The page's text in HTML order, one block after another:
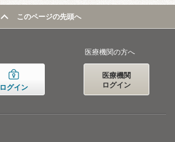
このページの先頭へ
ログイン
医療機関の方へ
医療機関
ログイン